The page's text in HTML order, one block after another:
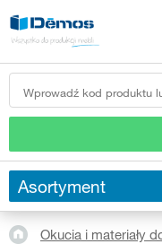
Asortyment
Okucia i materiały